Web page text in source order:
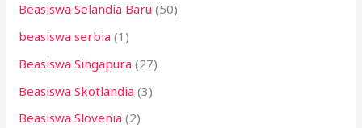
Beasiswa Selandia Baru (50)
beasiswa serbia (1)
Beasiswa Singapura (27)
Beasiswa Skotlandia (3)
Beasiswa Slovenia (2)